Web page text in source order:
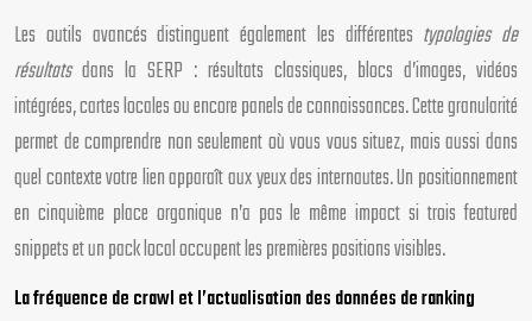
Les outils avancés distinguent également les différentes typologies de
résultatsdans la SERP : résultats classiques, blocs d’images, vidéos
intégrées, cartes locales ou encore panels de connaissances. Cette granularité
permet de comprendre non seulement où vous vous situez, mais aussi dans
quel contexte votre lien apparaît aux yeux des internautes. Un positionnement
en cinquième place organique n’a pas le même impact si trois featured
snippets et un pack local occupent les premières positions visibles.
La fréquence de crawl et l’actualisation des données de ranking